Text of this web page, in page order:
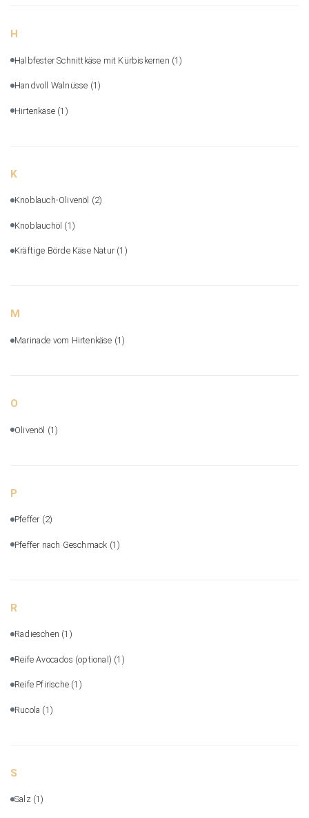
H
Halbfester Schnittkäse mit Kürbiskernen (1)
Handvoll Walnüsse (1)
Hirtenkäse (1)
K
Knoblauch-Olivenöl (2)
Knoblauchöl (1)
Kräftige Börde Käse Natur (1)
M
Marinade vom Hirtenkäse (1)
O
Olivenöl (1)
P
Pfeffer (2)
Pfeffer nach Geschmack (1)
R
Radieschen (1)
Reife Avocados (optional) (1)
Reife Pfirische (1)
Rucola (1)
S
Salz (1)